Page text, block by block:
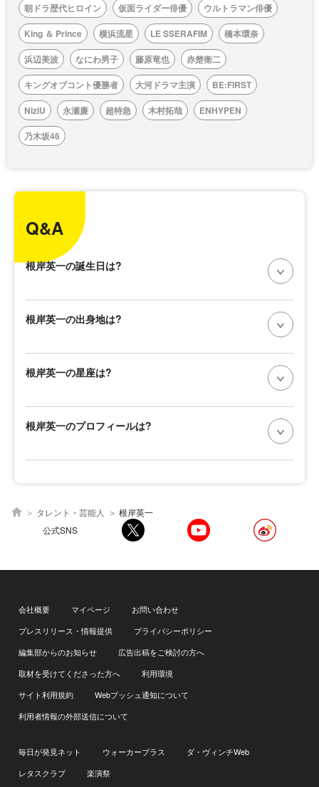
朝ドラ歴代ヒロイン 仮面ライダー俳優
ウルトラマン俳優
King ＆ Prince
横浜流星 LE SSERAFIM
橋本環奈
浜辺美波
なにわ男子 藤原竜也
赤楚衛二
キングオブコント優勝者
大河ドラマ主演
BE:FIRST
NiziU
永瀬廉 超特急 木村拓哉
ENHYPEN
乃木坂46
Q&A
根岸英一の誕生日は?
根岸英一の出身地は?
根岸英一の星座は?
根岸英一のプロフィールは?
タレント・芸能人
根岸英一
公式SNS
会社概要 マイページ
お問い合わせ
プレスリリース・情報提供
プライバシーポリシー
編集部からのお知らせ
広告出稿をご検討の方へ
取材を受けてくださった方へ
利用環境
サイト利用規約
Webプッシュ通知について
利用者情報の外部送信について
毎日が発見ネット ウォーカープラス
ダ・ヴィンチWeb
レタスクラブ
楽演祭